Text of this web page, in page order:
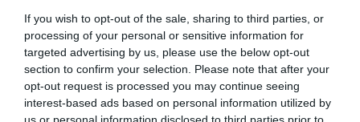
If you wish to opt-out of the sale, sharing to third parties, or
processing of your personal or sensitive information for
targeted advertising by us, please use the below opt-out
section to confirm your selection. Please note that after your
opt-out request is processed you may continue seeing
interest-based ads based on personal information utilized by
Foment del consum de
fruita per a un cistell
equilibrat
Mercadona fomenta el consum de fruites, ja que